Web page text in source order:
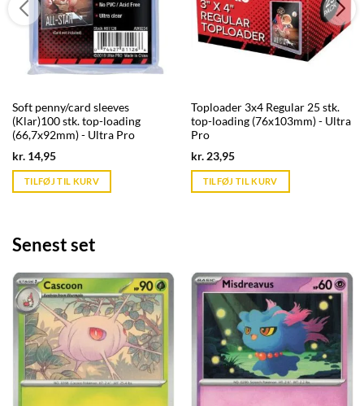
Soft penny/card sleeves
(Klar)100 stk. top-loading
(66,7x92mm) - Ultra Pro
kr. 14,95Current
is:
kr. 39,95.
TILFØJ TIL KURV
Toploader 3x4 Regular 25 stk.
top-loading (76x103mm) - Ultra
Pro
kr.23,95Current
is:
kr. 39,95.
TILFØJ TIL KURV
Senest set